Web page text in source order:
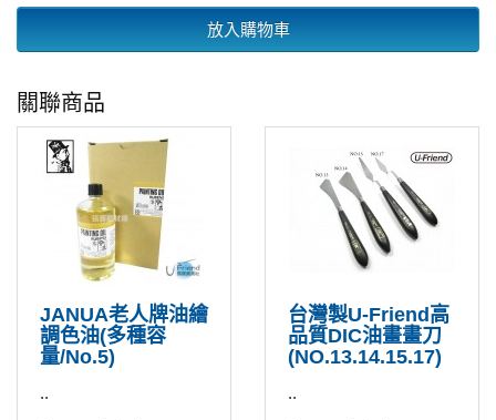
放入購物車
關聯商品
JANUA老人牌油繪
調色油(多種容
量/No.5)
..
台灣製U-Friend高
品質DIC油畫畫刀
(NO.13.14.15.17)
..